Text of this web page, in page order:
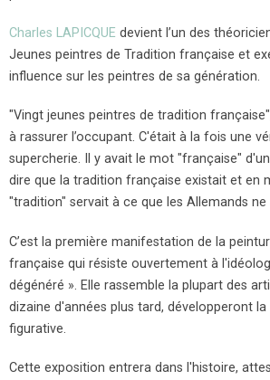
Charles LAPICQUE devient l’un des
Jeunes peintres de Tradition française et
influence sur les peintres de sa génération.
"Vingt jeunes peintres de tradition
à rassurer l’occupant. C'était à la fois une
supercherie. Il y avait le mot "française"
dire que la tradition française existait et en
"tradition" servait à ce que les Allemands
C’est la première manifestation de la
française qui résiste ouvertement à
dégénéré ». Elle rassemble la plupart des
dizaine d'années plus tard, développeront
figurative.
Cette exposition entrera dans l'histoire,